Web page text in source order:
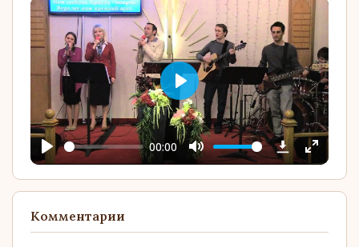
Play
00:00
Mute YouTube
Enter
Play
Комментарии